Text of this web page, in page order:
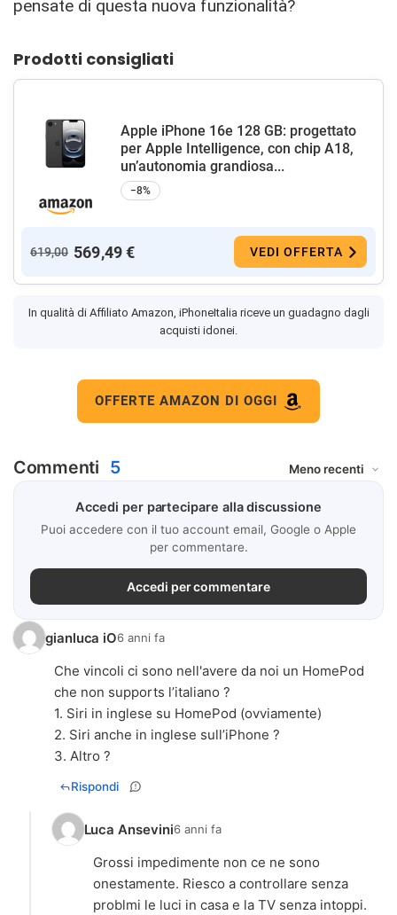
pensate di questa nuova funzionalità?
Prodotti consigliati
Apple iPhone 16e 128 GB: progettato
per Apple Intelligence, con chip A18,
un’autonomia grandiosa...
−8%
619,00 569,49 € VEDI OFFERTA
In qualità di Affiliato Amazon, iPhoneItalia riceve un guadagno dagli
acquisti idonei.
OFFERTE AMAZON DI OGGI
Commenti 5
Accedi per partecipare alla discussione
Puoi accedere con il tuo account email, Google o Apple
per commentare.
Accedi per commentare
gianluca iO6 anni fa
Che vincoli ci sono nell'avere da noi un HomePod
che non supports l’italiano ?
1. Siri in inglese su HomePod (ovviamente)
2. Siri anche in inglese sull’iPhone ?
3. Altro ?
Rispondi
Luca Ansevini6 anni fa
Grossi impedimente non ce ne sono
onestamente. Riesco a controllare senza
problmi le luci in casa e la TV senza intoppi.